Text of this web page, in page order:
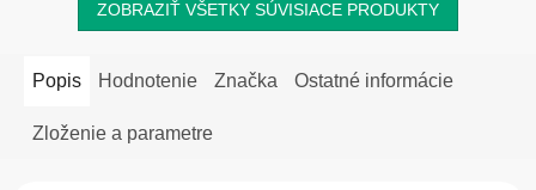
ZOBRAZIŤ VŠETKY SÚVISIACE PRODUKTY
Popis Hodnotenie Značka Ostatné informácie
Zloženie a parametre